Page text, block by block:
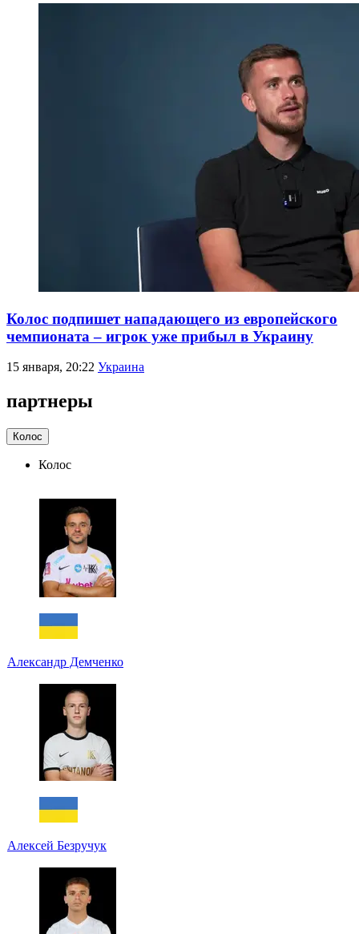
Колос подпишет нападающего из европейского
чемпионата – игрок уже прибыл в Украину
15 января, 20:22 Украина
партнеры
Колос
Колос
Александр Демченко
Алексей Безручук